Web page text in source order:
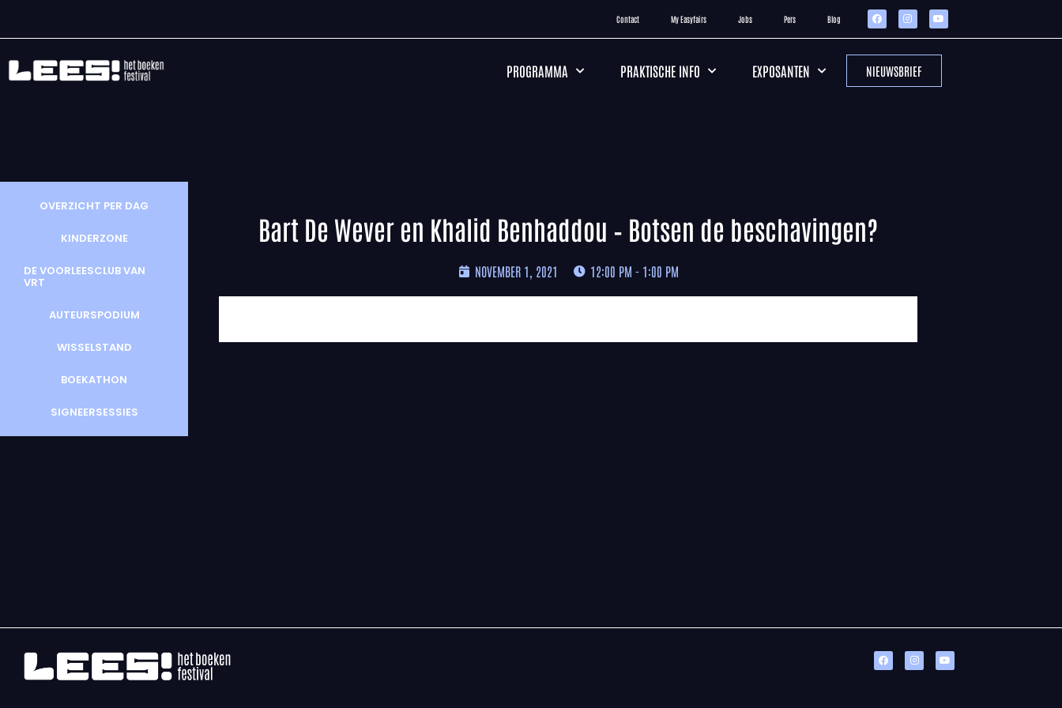
Contact My Easyfairs Jobs Pers Blog
PROGRAMMA PRAKTISCHE INFO EXPOSANTEN NIEUWSBRIEF
OVERZICHT PER DAG
KINDERZONE
DE VOORLEESCLUB VAN
VRT
AUTEURSPODIUM
WISSELSTAND
BOEKATHON
SIGNEERSESSIES
Bart De Wever en Khalid Benhaddou – Botsen de beschavingen?
NOVEMBER 1, 2021 12:00 PM - 1:00 PM